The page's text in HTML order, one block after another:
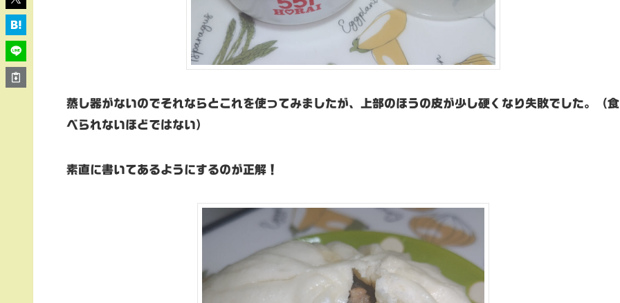
蒸し器がないのでそれならとこれを使ってみましたが、上部のほうの皮が少し硬くなり失敗でした。（食
べられないほどではない）
素直に書いてあるようにするのが正解！